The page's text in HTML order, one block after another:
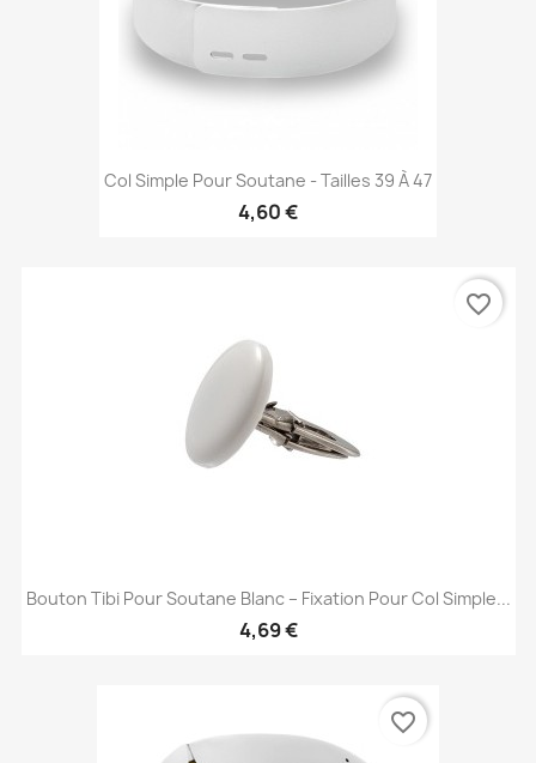
Col Simple Pour Soutane - Tailles 39 À 47
4,60 €
Bouton Tibi Pour Soutane Blanc – Fixation Pour Col Simple...
4,69 €
favorite_border
favorite_border